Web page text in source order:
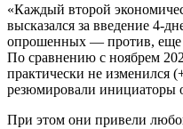
«Каждый второй
высказался за введение 4-
опрошенных — против, еще
По сравнению с ноябрем
практически не изменился
резюмировали инициаторы
При этом они привели